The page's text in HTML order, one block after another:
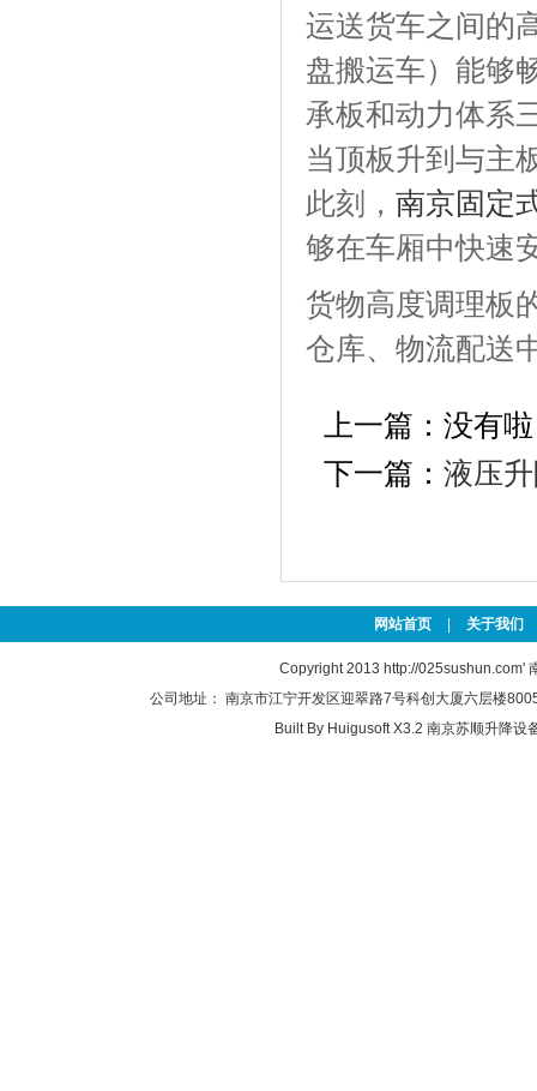
运送货车之间的
盘搬运车）能够
承板和动力体系
当顶板升到与主
此刻， 南京固定
够在车厢中快速
货物高度调理板
仓库、物流配送
上一篇：没有啦
下一篇： 液压
网站首页 关于我们
Copyright 2013 http://025sushun.com'
公司地址： 南京市江宁开发区迎翠路7号科创大厦六层楼
Built By Huigusoft X3.2 南京苏顺升降设